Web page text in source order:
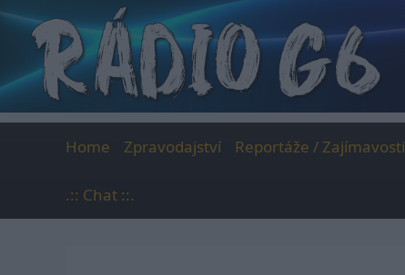
content
Home Zpravodajství Reportáže / Zajímavosti
.:: Chat ::.